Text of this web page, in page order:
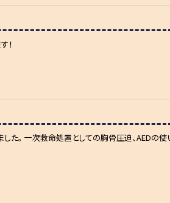
！
た。 一次救命処置としての胸骨圧迫、AEDの使